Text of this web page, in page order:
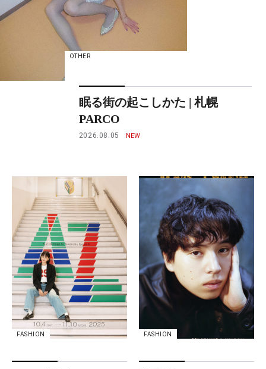
OTHER
眠る街の起こしかた | 札幌
PARCO
2026.08.05
FASHION FASHION